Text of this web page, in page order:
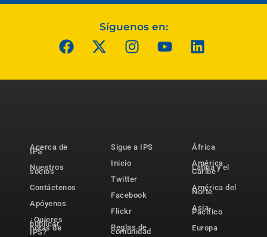
Síguenos en:
Acerca de
IPS
Nuestros
socios
Contáctenos
Apóyenos
¿Quieres
publicar
notas de
IPS?
Sigue a IPS
Inicio
Twitter
Facebook
Flickr
Reglas de
comunidad
África
América
Latina y el
Caribe
América del
Norte
Asia-
Pacífico
Europa